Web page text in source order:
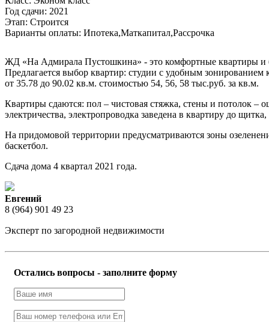
Год сдачи: 2021
Этап: Строится
Варианты оплаты: Ипотека,Маткапитал,Рассрочка
ЖД «На Адмирала Пустошкина» - это комфортные квартиры и
Предлагается выбор квартир: студии с удобным
от 35.78 до 90.02 кв.м. стоимостью 54, 56, 58 тыс.руб. за кв.м.
Квартиры сдаются: пол – чистовая стяжка, стены и потолок –
электричества, электропроводка заведена в квартиру до
На придомовой территории предусматриваются зоны
баскетбол.
Сдача дома 4 квартал 2021 года.
Евгений
8 (964) 901 49 23
Эксперт по загородной недвижимости
Остались вопросы - заполните форму